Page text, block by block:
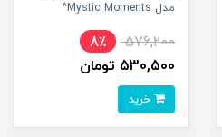
مدل Mystic Moments^
576,200
8٪
530,500 تومان